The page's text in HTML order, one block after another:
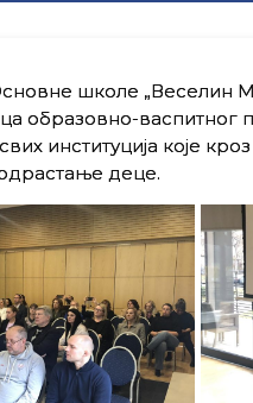
школе „Веселин
образовно-васпитног
свих институција које
деце.